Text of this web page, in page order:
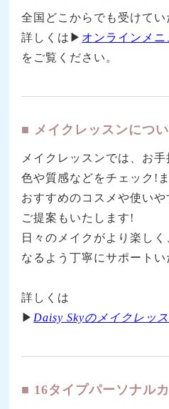
全国どこからでも受けてい
詳しくは▶ オンラインメニ
をご覧ください。
■ メイクレッスンにつ
メイクレッスンでは、お
色や質感などをチェック!
おすすめのコスメや使い
ご提案もいたします!
日々のメイクがより楽しく
なるよう丁寧にサポートい
詳しくは
▶ Daisy Skyのメイクレッ
■ 16タイプパーソナル